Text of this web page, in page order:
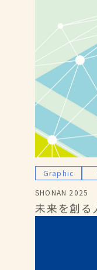
Graphic
SHONAN 2025
未来を創る